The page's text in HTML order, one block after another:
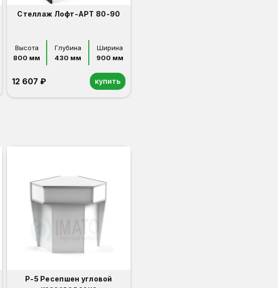
Стеллаж Лофт-АРТ 80-90
Высота
800 мм
Глубина
430 мм
Ширина
900 мм
12 607 ₽ купить
Р-5 Ресепшен угловой